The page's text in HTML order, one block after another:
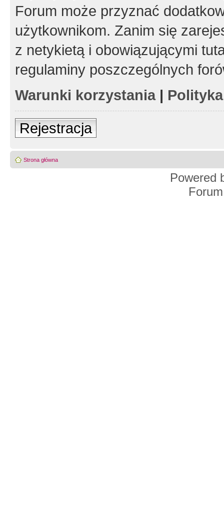
Forum może przyznać
użytkownikom. Zanim się
z netykietą i obowiązującymi
regulaminy poszczególnych
Warunki korzystania|
Rejestracja
Strona główna
Powered